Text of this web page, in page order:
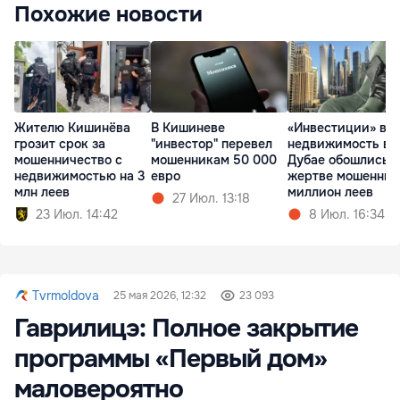
Похожие новости
Жителю Кишинёва
грозит срок за
мошенничество с
недвижимостью на 3
млн леев
23 Июл. 14:42
В Кишиневе
"инвестор" перевел
мошенникам 50 000
евро
27 Июл. 13:18
«Инвестиции» в
недвижимость в
Дубае обошлись
жертве
миллион леев
8 Июл. 16:34
Tvrmoldova 25 мая 2026, 12:32 23 093
Гаврилицэ: Полное закрытие
программы «Первый дом»
маловероятно